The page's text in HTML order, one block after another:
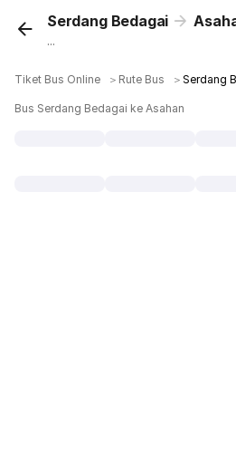
Serdang Bedagai
...
Tiket Bus Online ＞ Rute Bus ＞ Serdang
Bus Serdang Bedagai ke Asahan